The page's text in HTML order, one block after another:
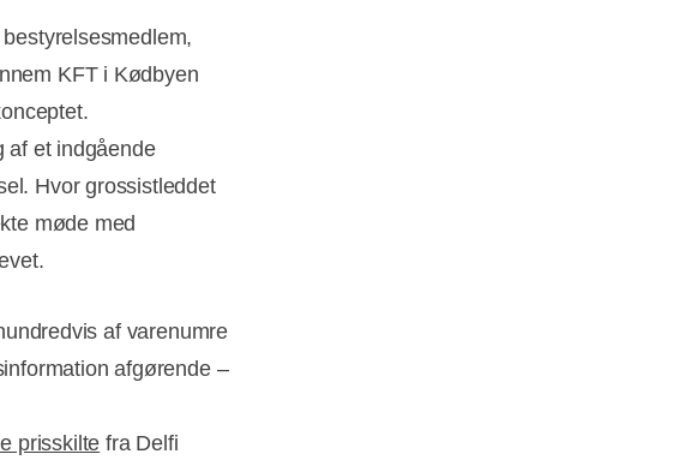
KFT i Kødbyen
et indgående
Hvor grossistleddet
møde med
af varenumre
afgørende –
prisskilte fra Delfi